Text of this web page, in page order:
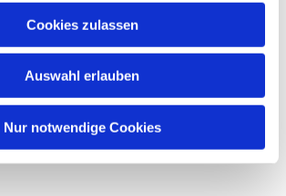
Cookies zulassen
Auswahl erlauben
Nur notwendige Cookies